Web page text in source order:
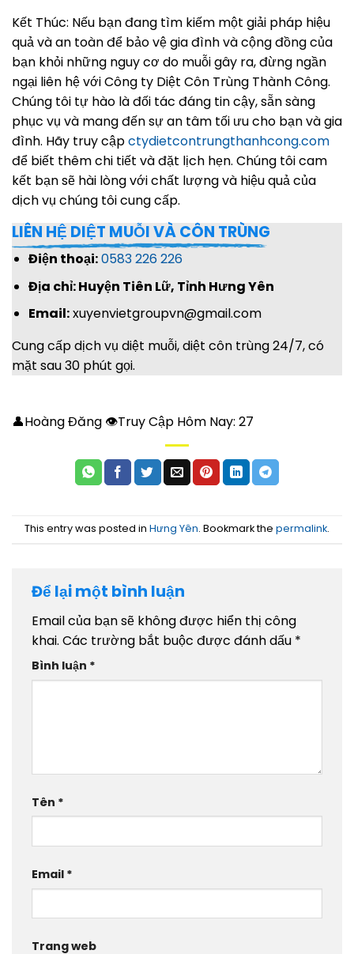
Kết Thúc: Nếu bạn đang tìm kiếm một giải pháp hiệu
quả và an toàn để bảo vệ gia đình và cộng đồng của
bạn khỏi những nguy cơ do muỗi gây ra, đừng ngần
ngại liên hệ với Công ty Diệt Côn Trùng Thành Công.
Chúng tôi tự hào là đối tác đáng tin cậy, sẵn sàng
phục vụ và mang đến sự an tâm tối ưu cho bạn và gia
đình. Hãy truy cậpctydietcontrungthanhcong.com
để biết thêm chi tiết và đặt lịch hẹn. Chúng tôi cam
kết bạn sẽ hài lòng với chất lượng và hiệu quả của
dịch vụ chúng tôi cung cấp.
LIÊN HỆ DIỆT MUỖI VÀ CÔN TRÙNG
Điện thoại:0583 226 226
Địa chỉ: Huyện Tiên Lữ, Tỉnh Hưng Yên
Email:xuyenvietgroupvn@gmail.com
Cung cấp dịch vụ diệt muỗi, diệt côn trùng 24/7, có
mặt sau 30 phút gọi.
👤Hoàng Đăng 👁Truy Cập Hôm Nay: 27
This entry was posted in Hưng Yên. Bookmark the permalink.
Để lại một bình luận
Email của bạn sẽ không được hiển thị công
khai. Các trường bắt buộc được đánh dấu *
Bình luận *
Tên *
Email *
Trang web